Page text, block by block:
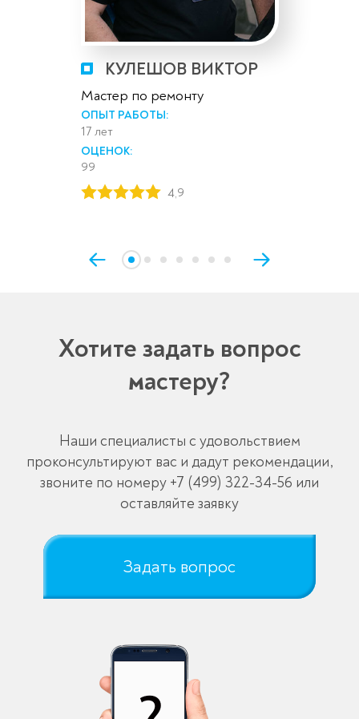
КУЛЕШОВ ВИКТОР
Мастер по ремонту
ОПЫТ РАБОТЫ:
17 лет
ОЦЕНОК:
99
4,9
Хотите задать вопрос
мастеру?
Наши специалисты с удовольствием
проконсультируют вас и дадут рекомендации,
звоните по номеру +7 (499) 322-34-56 или
оставляйте заявку
Задать вопрос